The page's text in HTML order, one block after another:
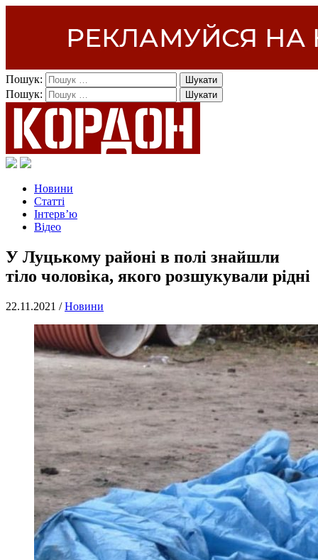
Пошук:
Пошук:
Новини
Статті
Інтерв’ю
Відео
У Луцькому районі в полі знайшли
тіло чоловіка, якого розшукували рідні
22.11.2021 /Новини